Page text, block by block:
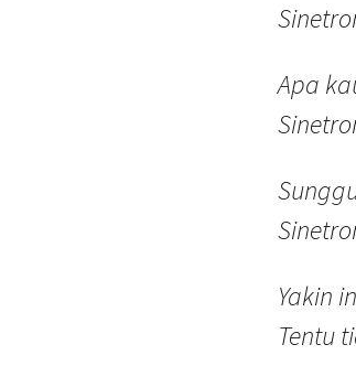
Apa
Yakin
Tentu